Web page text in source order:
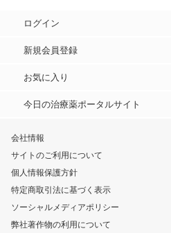
ログイン
新規会員登録
お気に入り
今日の治療薬ポータルサイト
会社情報
サイトのご利用について
個人情報保護方針
特定商取引法に基づく表示
ソーシャルメディアポリシー
弊社著作物の利用について